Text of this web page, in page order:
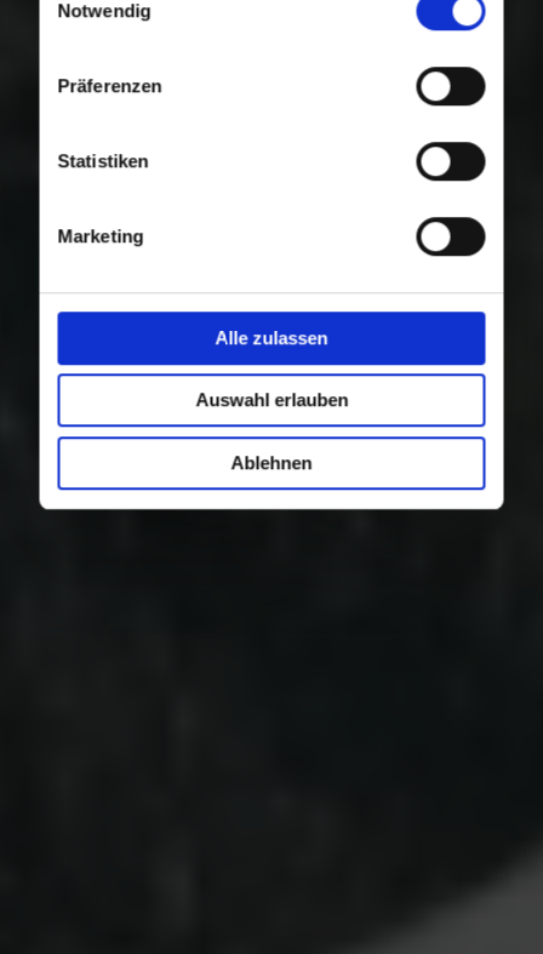
Nutzung der Dienste gesammelt haben.
Notwendig
Präferenzen
Statistiken
Marketing
Alle zulassen
Auswahl erlauben
Ablehnen